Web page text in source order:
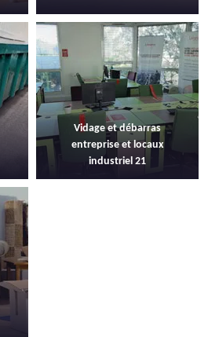
Vidage et débarras
entreprise et locaux
industriel 21